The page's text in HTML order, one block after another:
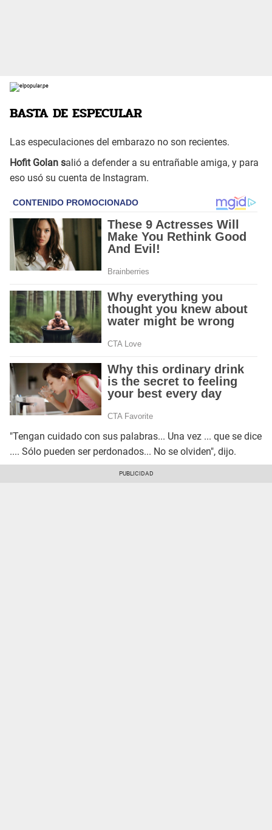
BASTA DE ESPECULAR
Las especulaciones del embarazo no son recientes.
Hofit Golan salió a defender a su entrañable amiga, y para
eso usó su cuenta de Instagram.
"Tengan cuidado con sus palabras... Una vez ... que se dice
.... Sólo pueden ser perdonados... No se olviden", dijo.